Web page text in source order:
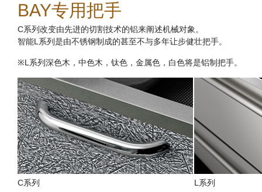
BAY专用把手
C系列改变由先进的切割技术的铝来阐述机械对象。
智能L系列是由不锈钢制成的甚至不与多年让步健壮把手。
※L系列深色木，中色木，钛色，金属色，白色将是铝制把手。
C系列 L系列